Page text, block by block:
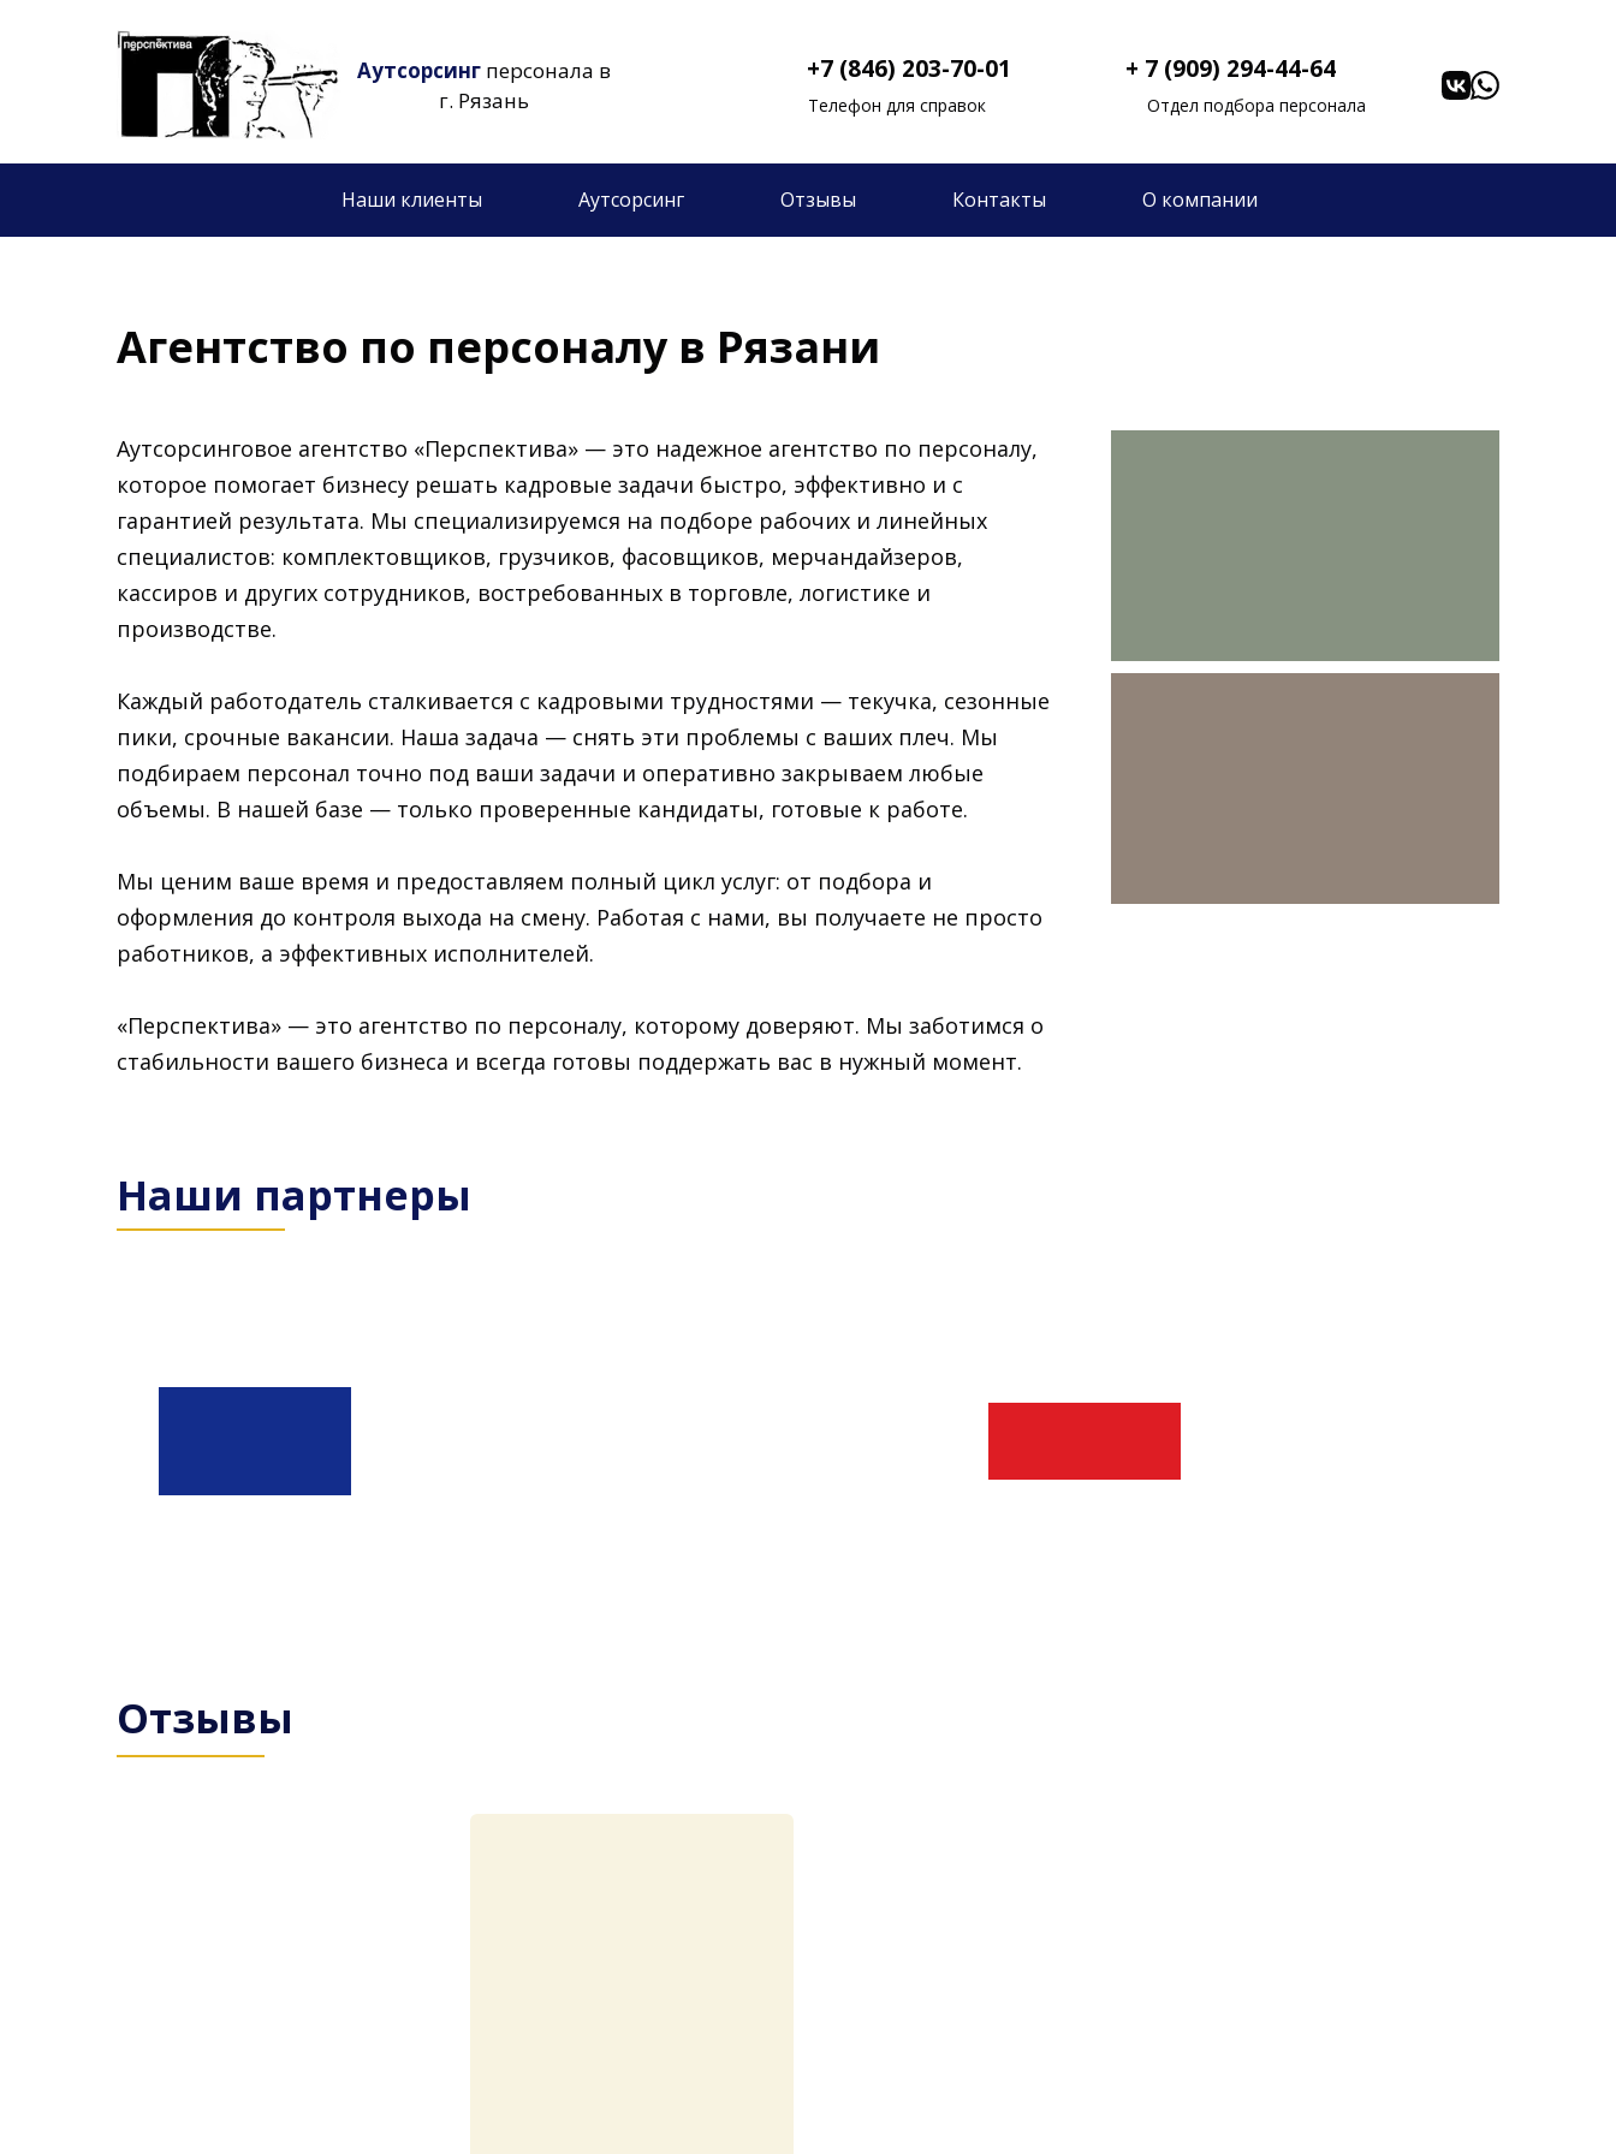
Аутсорсинг персонала в
г. Рязань
+7 (846) 203-70-01 + 7 (909) 294-44-64
Телефон для справок Отдел подбора персонала
Наши клиенты Аутсорсинг Отзывы Контакты О компании
Аутсорсинговое агентство «Перспектива» — это надежное агентство по персоналу,
которое помогает бизнесу решать кадровые задачи быстро, эффективно и с
гарантией результата. Мы специализируемся на подборе рабочих и линейных
специалистов: комплектовщиков, грузчиков, фасовщиков, мерчандайзеров,
кассиров и других сотрудников, востребованных в торговле, логистике и
производстве.
Каждый работодатель сталкивается с кадровыми трудностями — текучка, сезонные
пики, срочные вакансии. Наша задача — снять эти проблемы с ваших плеч. Мы
подбираем персонал точно под ваши задачи и оперативно закрываем любые
объемы. В нашей базе — только проверенные кандидаты, готовые к работе.
Мы ценим ваше время и предоставляем полный цикл услуг: от подбора и
оформления до контроля выхода на смену. Работая с нами, вы получаете не просто
работников, а эффективных исполнителей.
«Перспектива» — это агентство по персоналу, которому доверяют. Мы заботимся о
стабильности вашего бизнеса и всегда готовы поддержать вас в нужный момент.
Агентство по персоналу в Рязани
Наши партнеры
Отзывы